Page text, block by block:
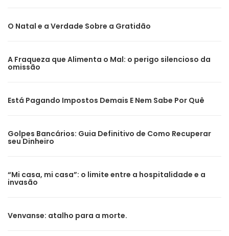
O Natal e a Verdade Sobre a Gratidão
A Fraqueza que Alimenta o Mal: o perigo silencioso da
omissão
Está Pagando Impostos Demais E Nem Sabe Por Quê
Golpes Bancários: Guia Definitivo de Como Recuperar
seu Dinheiro
“Mi casa, mi casa”: o limite entre a hospitalidade e a
invasão
Venvanse: atalho para a morte.